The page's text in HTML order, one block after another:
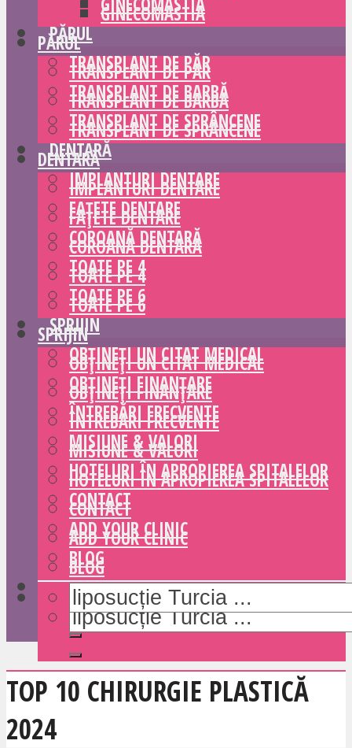
PĂRUL
TRANSPLANT DE PĂR
TRANSPLANT DE BARBĂ
TRANSPLANT DE SPRÂNCENE
DENTARĂ
IMPLANTURI DENTARE
FAȚETE DENTARE
COROANĂ DENTARĂ
TOATE PE 4
TOATE PE 6
SPRIJIN
OBȚINEȚI UN CITAT MEDICAL
OBȚINEȚI FINANȚARE
ÎNTREBĂRI FRECVENTE
MISIUNE & VALORI
HOTELURI ÎN APROPIEREA SPITALELOR
CONTACT
ADD YOUR CLINIC
BLOG
GINECOMASTIA
PĂRUL
TRANSPLANT DE PĂR
TRANSPLANT DE BARBĂ
TRANSPLANT DE SPRÂNCENE
DENTARĂ
IMPLANTURI DENTARE
FAȚETE DENTARE
COROANĂ DENTARĂ
TOATE PE 4
TOATE PE 6
SPRIJIN
OBȚINEȚI UN CITAT MEDICAL
OBȚINEȚI FINANȚARE
ÎNTREBĂRI FRECVENTE
MISIUNE & VALORI
HOTELURI ÎN APROPIEREA SPITALELOR
CONTACT
ADD YOUR CLINIC
BLOG
TOP 10 CHIRURGIE PLASTICĂ
2024